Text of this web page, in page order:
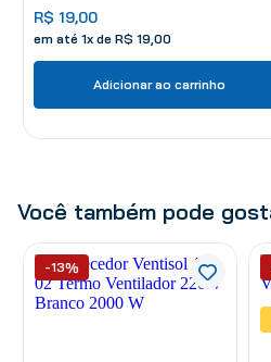
R$ 19,00
em até 1x de R$ 19 00
Adicionar ao carrinho
Você também pode
-13%